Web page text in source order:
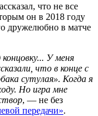
что не все
он в 2018 году
дружелюбно в матче
У меня
что в конце с
сутулая». Когда я
Но игра мне
, — не без
передачи».